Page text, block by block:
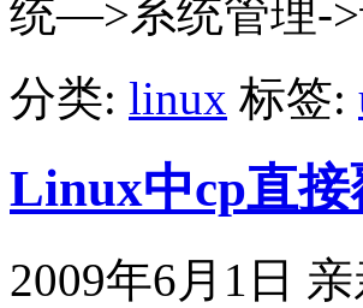
统—>系统管理-
分类: linux 标签:
Linux中cp直
2009年6月1日